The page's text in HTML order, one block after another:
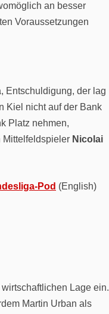
an besser
Voraussetzungen
Entschuldigung, der lag
Kiel nicht auf der Bank
Platz nehmen,
Mittelfeldspieler Nicolai
Pod (English)
Lage ein.
Martin Urban als